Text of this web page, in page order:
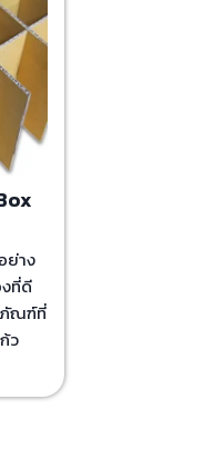
ย่าง
ที่ดี
ณฑ์ที่
ว